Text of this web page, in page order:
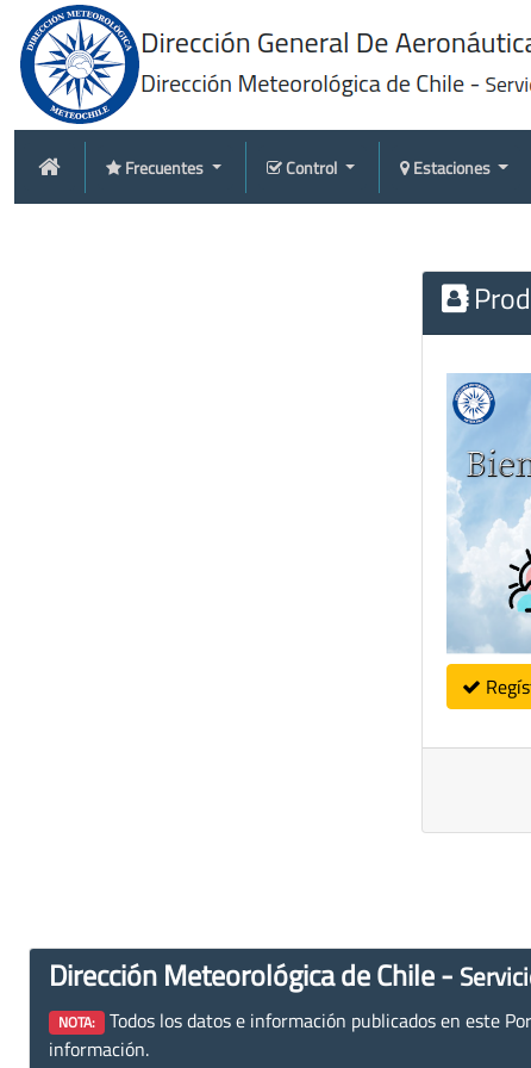
Frecuentes Control Estaciones
Dirección Meteorológica de Chile -
NOTA: Todos los datos e información publicados en este
información.